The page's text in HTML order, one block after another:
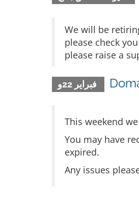
We will be
please check
please raise a
This weekend
You may have
expired.
Any issues